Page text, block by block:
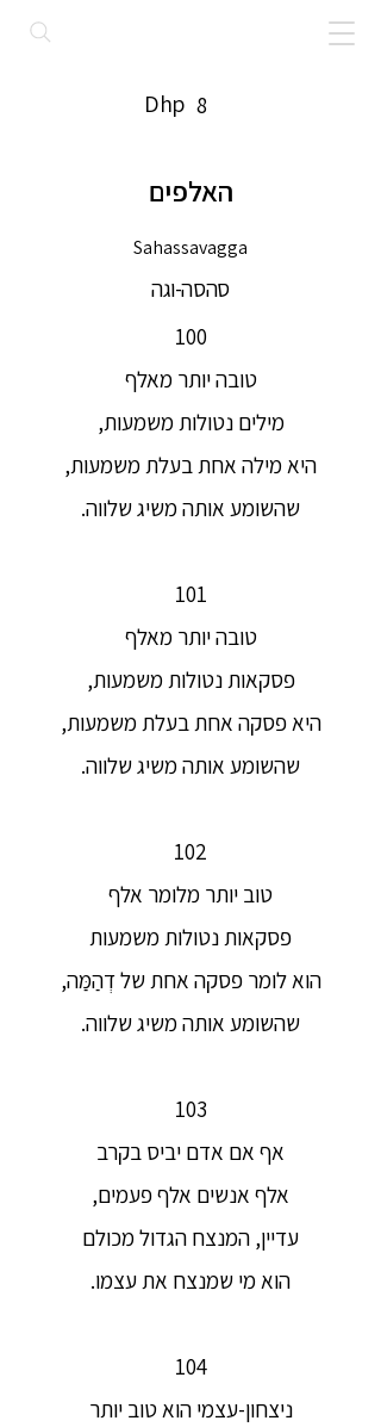
8
Dhp
האלפים
Sahassavagga
סהסה-וגה
100
טובה יותר מאלף
מילים נטולות משמעות,
היא מילה אחת בעלת משמעות,
שהשומע אותה משיג שלווה.
101
טובה יותר מאלף
פסקאות נטולות משמעות,
היא פסקה אחת בעלת משמעות,
שהשומע אותה משיג שלווה.
102
טוב יותר מלומר אלף
פסקאות נטולות משמעות
הוא לומר פסקה אחת של דְהַמַּה,
שהשומע אותה משיג שלווה.
103
אף אם אדם יביס בקרב
אלף אנשים אלף פעמים,
עדיין, המנצח הגדול מכולם
הוא מי שמנצח את עצמו.
104
ניצחון-עצמי הוא טוב יותר